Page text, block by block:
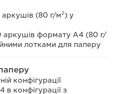
(80 г/м²) у
аркушів формату A4 (80 г/
лотками для паперу
конфігурації
конфігурації з